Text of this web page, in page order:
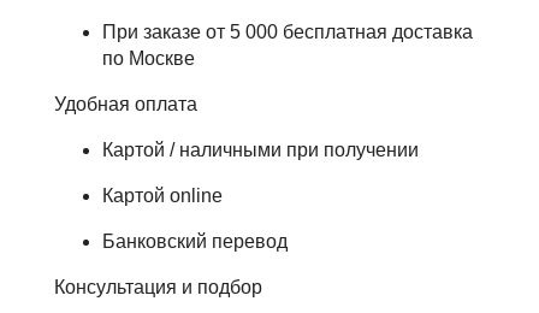
При заказе от 5 000 бесплатная доставка
по Москве
Удобная оплата
Картой / наличными при получении
Картой online
Банковский перевод
Консультация и подбор